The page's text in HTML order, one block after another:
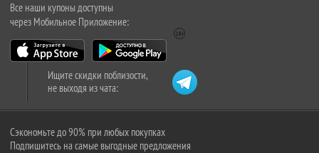
Все наши купоны доступны
через Мобильное Приложение:
Ищите скидки поблизости,
не выходя из чата:
Сэкономьте до 90% при любых покупках
Подпишитесь на самые выгодные предложения